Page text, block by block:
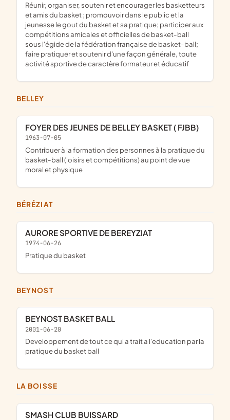
réunir, organiser, soutenir et encourager les basketteurs
et amis du basket ; promouvoir dans le public et la
jeunesse le gout du basket et sa pratique; participer aux
compétitions amicales et officielles de basket-ball
sous l'égide de la fédération française de basket-ball;
faire pratiquer et soutenir d'une façon générale, toute
activité sportive de caractère formateur et éducatif
BELLEY
FOYER DES JEUNES DE BELLEY BASKET ( FJBB)
1963-07-05
contribuer à la formation des personnes à la pratique du
basket-ball (loisirs et compétitions) au point de vue
moral et physique
BÉRÉZIAT
AURORE SPORTIVE DE BEREYZIAT
1974-06-26
pratique du basket
BEYNOST
BEYNOST BASKET BALL
2001-06-20
developpement de tout ce qui a trait a l'education par la
pratique du basket ball
LA BOISSE
SMASH CLUB BUISSARD